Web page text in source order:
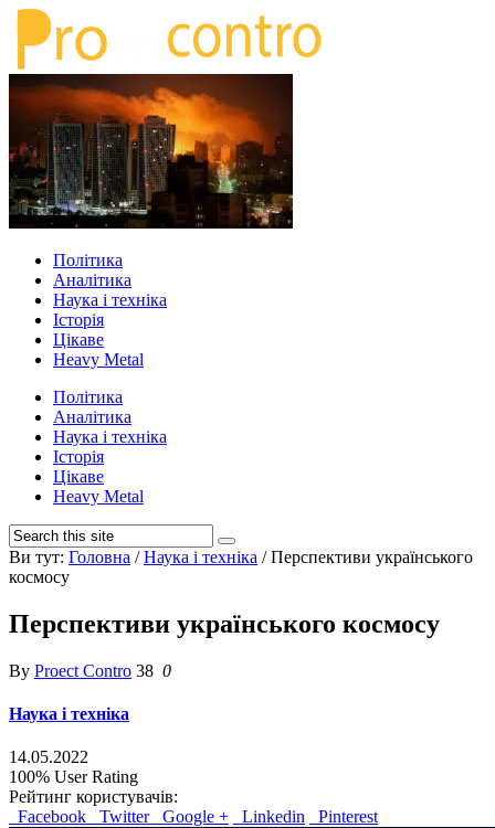
Політика
Аналітика
Наука і техніка
Історія
Цікаве
Heavy Metal
Політика
Аналітика
Наука і техніка
Історія
Цікаве
Heavy Metal
Ви тут: Головна /Наука і техніка /Перспективи українського
космосу
Перспективи українського космосу
By Proect Contro 38 0
Наука і техніка
14.05.2022
100% User Rating
Рейтинг користувачів:
Facebook
Twitter Google + Linkedin Pinterest